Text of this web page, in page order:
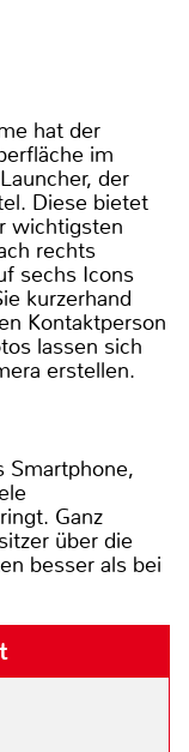
hat der
im
der
Diese bietet
wichtigsten
rechts
sechs Icons
kurzerhand
Kontaktperson
lassen sich
erstellen.
Smartphone,
Ganz
über die
besser als bei